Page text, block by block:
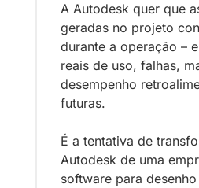
A Autodesk quer que
geradas no projeto
durante a operação –
reais de uso, falhas,
desempenho
futuras.
É a tentativa de
Autodesk de uma
software para